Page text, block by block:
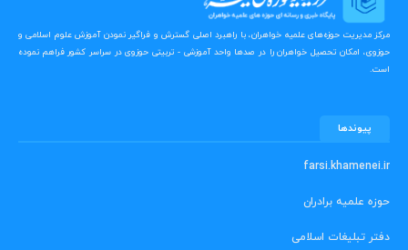
مرکز مدیریت حوزه‌های علمیه خواهران، با راهبرد اصلی گسترش و فراگیر نمودن آموزش علوم اسلامی و
حوزوی، امکان تحصیل خواهران را در صدها واحد آموزشی - تربیتی حوزوی در سراسر کشور فراهم نموده
است.
پیوندها
farsi.khamenei.ir
حوزه علمیه برادران
دفتر تبلیغات اسلامی